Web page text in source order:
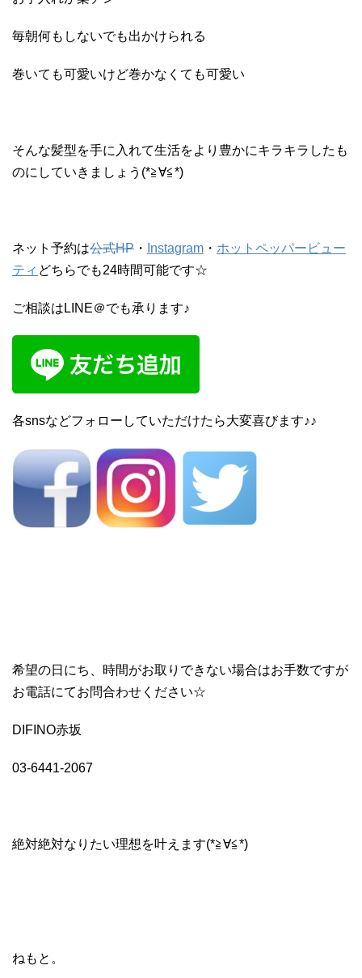
毎朝何もしないでも出かけられる
巻いても可愛いけど巻かなくても可愛い
そんな髪型を手に入れて生活をより豊かにキラキラしたも
のにしていきましょう(*≧∀≦*)
ネット予約は公式HP ・ Instagram ・ ホットペッパービュー
ティ どちらでも24時間可能です☆
ご相談はLINE＠でも承ります♪
各snsなどフォローしていただけたら大変喜びます♪♪
希望の日にち、時間がお取りできない場合はお手数ですが
お電話にてお問合わせください☆
DIFINO赤坂
03-6441-2067
絶対絶対なりたい理想を叶えます(*≧∀≦*)
ねもと。